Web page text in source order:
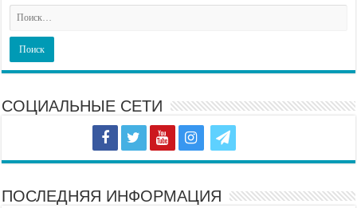
СОЦИАЛЬНЫЕ СЕТИ
ПОСЛЕДНЯЯ ИНФОРМАЦИЯ